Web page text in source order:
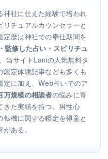
神社に仕えた経験で培われ
チュアルカウンセラーと
定歴は神社での奉仕期間を
監修した占い・スピリチュ
、当サイトLaniの人気無料タ
鑑定体験記事なども多くも
定に加え、Web占いでのア
万規模の相談者の悩みに寄
きた実績を持つ。男性心
機に関する鑑定を得意と
ある。